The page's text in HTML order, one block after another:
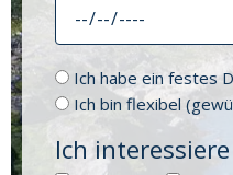
Ich habe ein festes
Ich bin flexibel
Ich